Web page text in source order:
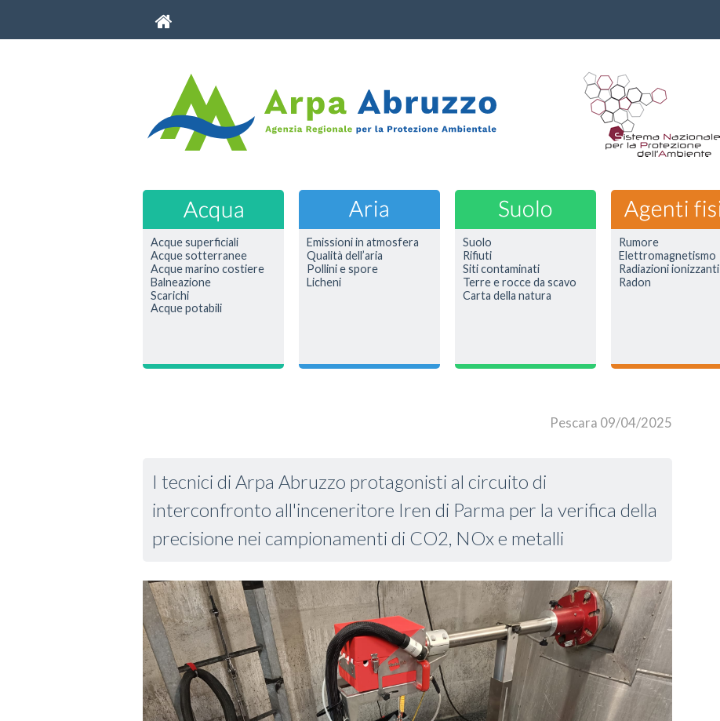
Acque superficiali
Acque sotterranee
Acque marino costiere
Balneazione
Scarichi
Acque potabili
Emissioni in atmosfera
Qualità dell’aria
Pollini e spore
Licheni
Suolo
Rifiuti
Siti contaminati
Terre e rocce da scavo
Carta della natura
Rumore
Elettromagnetismo
Radiazioni ionizzanti
Radon
Pescara 09/04/2025
I tecnici di Arpa Abruzzo protagonisti al circuito di
interconfronto all'inceneritore Iren di Parma per la verifica della
precisione nei campionamenti di CO2, NOx e metalli